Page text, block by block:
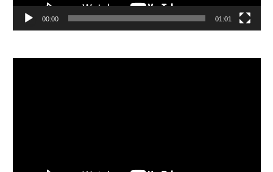
00:00 01:01